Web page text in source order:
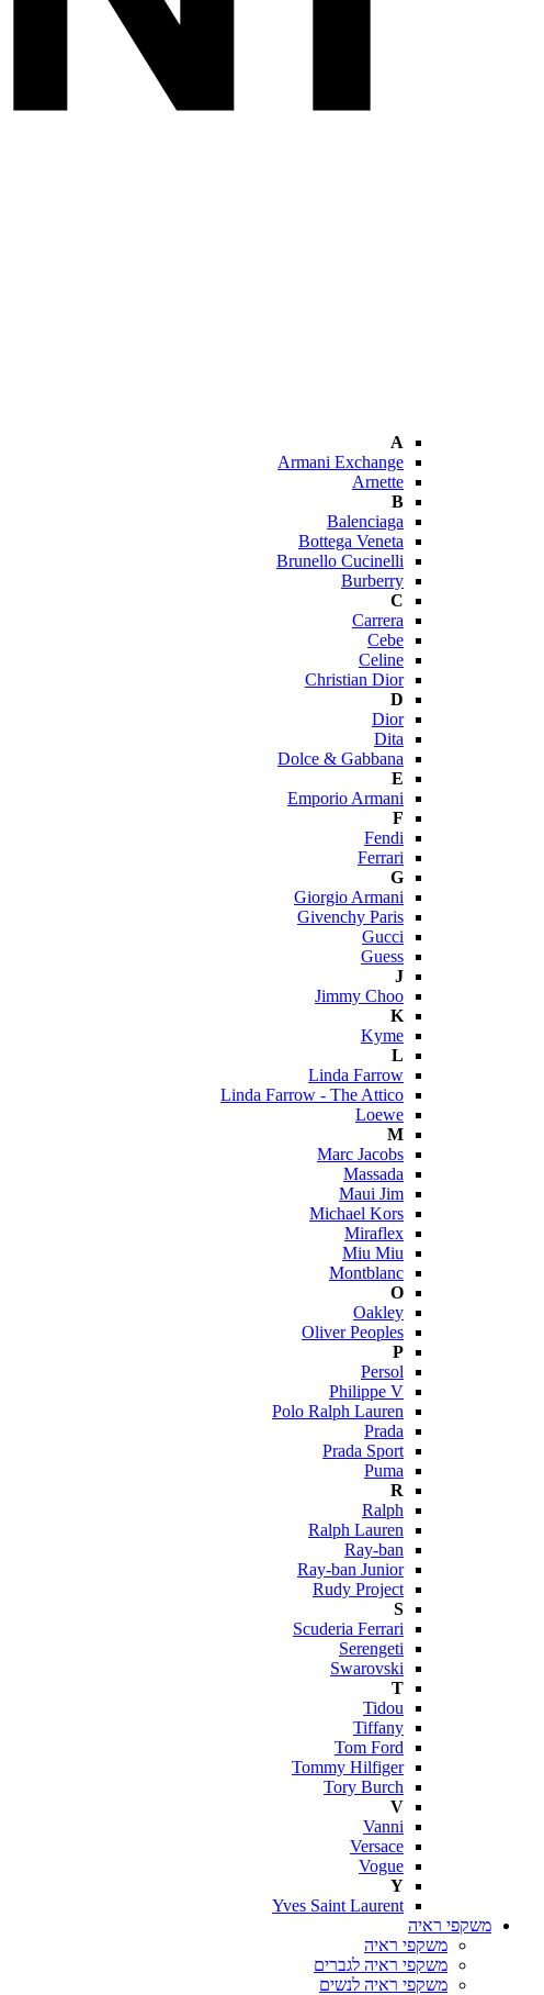
A
Armani Exchange
Arnette
B
Balenciaga
Bottega Veneta
Brunello Cucinelli
Burberry
C
Carrera
Cebe
Celine
Christian Dior
D
Dior
Dita
Dolce & Gabbana
E
Emporio Armani
F
Fendi
Ferrari
G
Giorgio Armani
Givenchy Paris
Gucci
Guess
J
Jimmy Choo
K
Kyme
L
Linda Farrow
Linda Farrow - The Attico
Loewe
M
Marc Jacobs
Massada
Maui Jim
Michael Kors
Miraflex
Miu Miu
Montblanc
O
Oakley
Oliver Peoples
P
Persol
Philippe V
Polo Ralph Lauren
Prada
Prada Sport
Puma
R
Ralph
Ralph Lauren
Ray-ban
Ray-ban Junior
Rudy Project
S
Scuderia Ferrari
Serengeti
Swarovski
T
Tidou
Tiffany
Tom Ford
Tommy Hilfiger
Tory Burch
V
Vanni
Versace
Vogue
Y
Yves Saint Laurent
משקפי ראיה
משקפי ראיה
משקפי ראיה לגברים
משקפי ראיה לנשים